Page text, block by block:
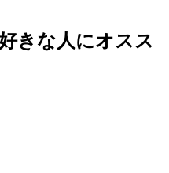
きな人にオスス